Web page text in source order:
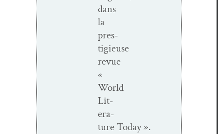
dans
la
pres­
tigieuse
revue
«
World
Lit­
er­a­
ture Today ».